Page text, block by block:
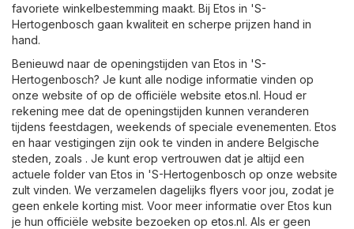
favoriete winkelbestemming maakt. Bij Etos in 'S-
Hertogenbosch gaan kwaliteit en scherpe prijzen hand in
hand.
Benieuwd naar de openingstijden van Etos in 'S-
Hertogenbosch? Je kunt alle nodige informatie vinden op
onze website of op de officiële website etos.nl. Houd er
rekening mee dat de openingstijden kunnen veranderen
tijdens feestdagen, weekends of speciale evenementen. Etos
en haar vestigingen zijn ook te vinden in andere Belgische
steden, zoals . Je kunt erop vertrouwen dat je altijd een
actuele folder van Etos in 'S-Hertogenbosch op onze website
zult vinden. We verzamelen dagelijks flyers voor jou, zodat je
geen enkele korting mist. Voor meer informatie over Etos kun
je hun officiële website bezoeken op etos.nl. Als er geen